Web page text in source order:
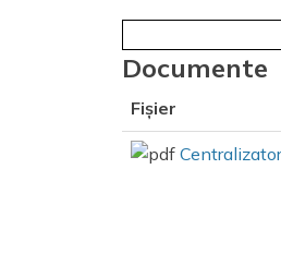
Documente
Fișier